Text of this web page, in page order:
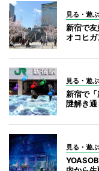
見る・遊ぶ
新宿で
オコヒ
見る・遊ぶ
新宿で「
謎解き
見る・遊ぶ